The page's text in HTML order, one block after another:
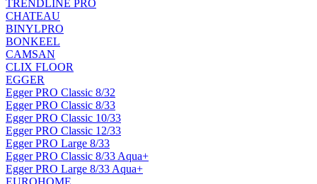
TRENDLINE PRO
CHATEAU
BINYLPRO
BONKEEL
CAMSAN
CLIX FLOOR
EGGER
Egger PRO Classic 8/32
Egger PRO Classic 8/33
Egger PRO Classic 10/33
Egger PRO Classic 12/33
Egger PRO Large 8/33
Egger PRO Classic 8/33 Aqua+
Egger PRO Large 8/33 Aqua+
EUROHOME